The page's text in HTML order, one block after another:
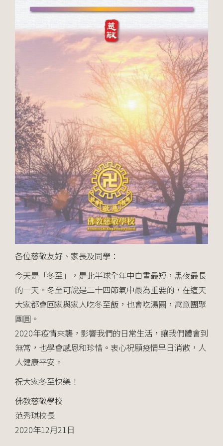
各位慈敬友好、家長及同學：
今天是「冬至」，是北半球全年中白晝最短，黑夜最長
的一天。冬至可說是二十四節氣中最為重要的，在這天
大家都會回家與家人吃冬至飯，也會吃湯圓，寓意團聚
團圓。
2020年疫情來襲，影響我們的日常生活，讓我們體會到
無常，也學會感恩和珍惜。衷心祝願疫情早日消散，人
人健康平安。
祝大家冬至快樂！
佛教慈敬學校
范秀琪校長
2020年12月21日